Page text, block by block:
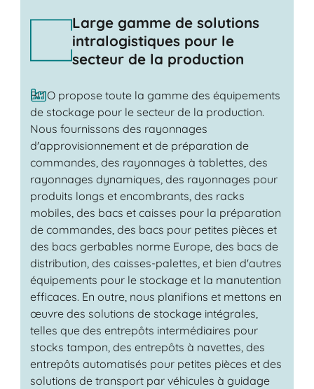
Large gamme de solutions
intralogistiques pour le
secteur de la production
BITO propose toute la gamme des équipements
de stockage pour le secteur de la production.
Nous fournissons des rayonnages
d'approvisionnement et de préparation de
commandes, des rayonnages à tablettes, des
rayonnages dynamiques, des rayonnages pour
produits longs et encombrants, des racks
mobiles, des bacs et caisses pour la préparation
de commandes, des bacs pour petites pièces et
des bacs gerbables norme Europe, des bacs de
distribution, des caisses-palettes, et bien d'autres
équipements pour le stockage et la manutention
efficaces. En outre, nous planifions et mettons en
œuvre des solutions de stockage intégrales,
telles que des entrepôts intermédiaires pour
stocks tampon, des entrepôts à navettes, des
entrepôts automatisés pour petites pièces et des
solutions de transport par véhicules à guidage